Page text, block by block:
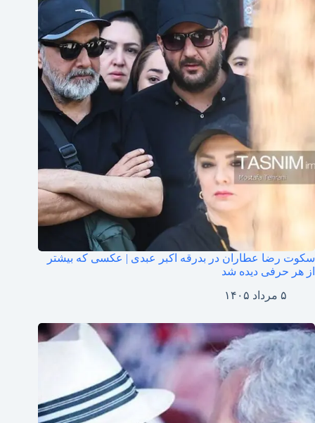
سکوت رضا عطاران در بدرقه اکبر عبدی | عکسی که بیشتر
از هر حرفی دیده شد
۵ مرداد ۱۴۰۵